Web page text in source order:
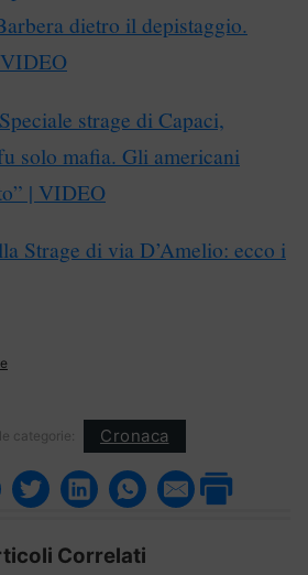
dietro il depistaggio.
strage di Capaci,
solo mafia. Gli americani
| VIDEO
Strage di via D’Amelio: ecco i
categorie: Cronaca
Correlati